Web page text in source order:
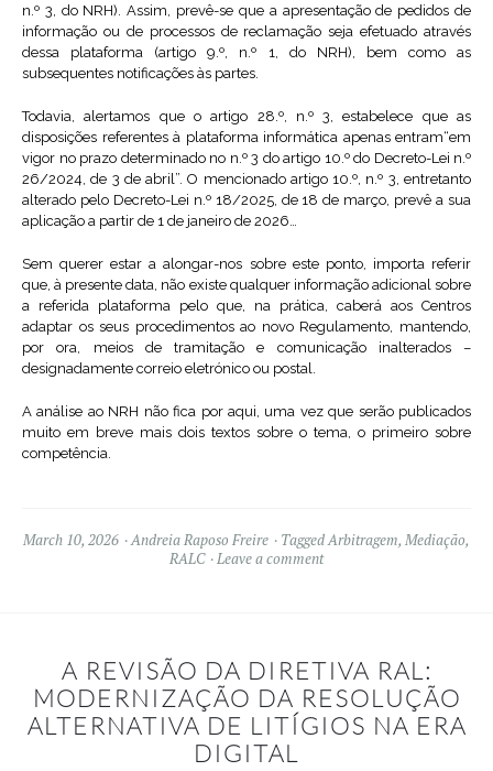
n.º 3, do NRH). Assim, prevê-se que a apresentação de pedidos de
informação ou de processos de reclamação seja efetuado através
dessa plataforma (artigo 9.º, n.º 1, do NRH), bem como as
subsequentes notificações às partes.
Todavia, alertamos que o artigo 28.º, n.º 3, estabelece que as
disposições referentes à plataforma informática apenas entram“em
vigor no prazo determinado no n.º 3 do artigo 10.º do Decreto-Lei n.º
26/2024, de 3 de abril”. O mencionado artigo 10.º, n.º 3, entretanto
alterado pelo Decreto-Lei n.º 18/2025, de 18 de março, prevê a sua
aplicação a partir de 1 de janeiro de 2026…
Sem querer estar a alongar-nos sobre este ponto, importa referir
que, à presente data, não existe qualquer informação adicional sobre
a referida plataforma pelo que, na prática, caberá aos Centros
adaptar os seus procedimentos ao novo Regulamento, mantendo,
por ora, meios de tramitação e comunicação inalterados –
designadamente correio eletrónico ou postal.
A análise ao NRH não fica por aqui, uma vez que serão publicados
muito em breve mais dois textos sobre o tema, o primeiro sobre
competência.
March 10, 2026 Andreia Raposo Freire TaggedArbitragem, Mediação,
RALC
Leave a comment
A REVISÃO DA DIRETIVA RAL:
MODERNIZAÇÃO DA RESOLUÇÃO
ALTERNATIVA DE LITÍGIOS NA ERA
DIGITAL